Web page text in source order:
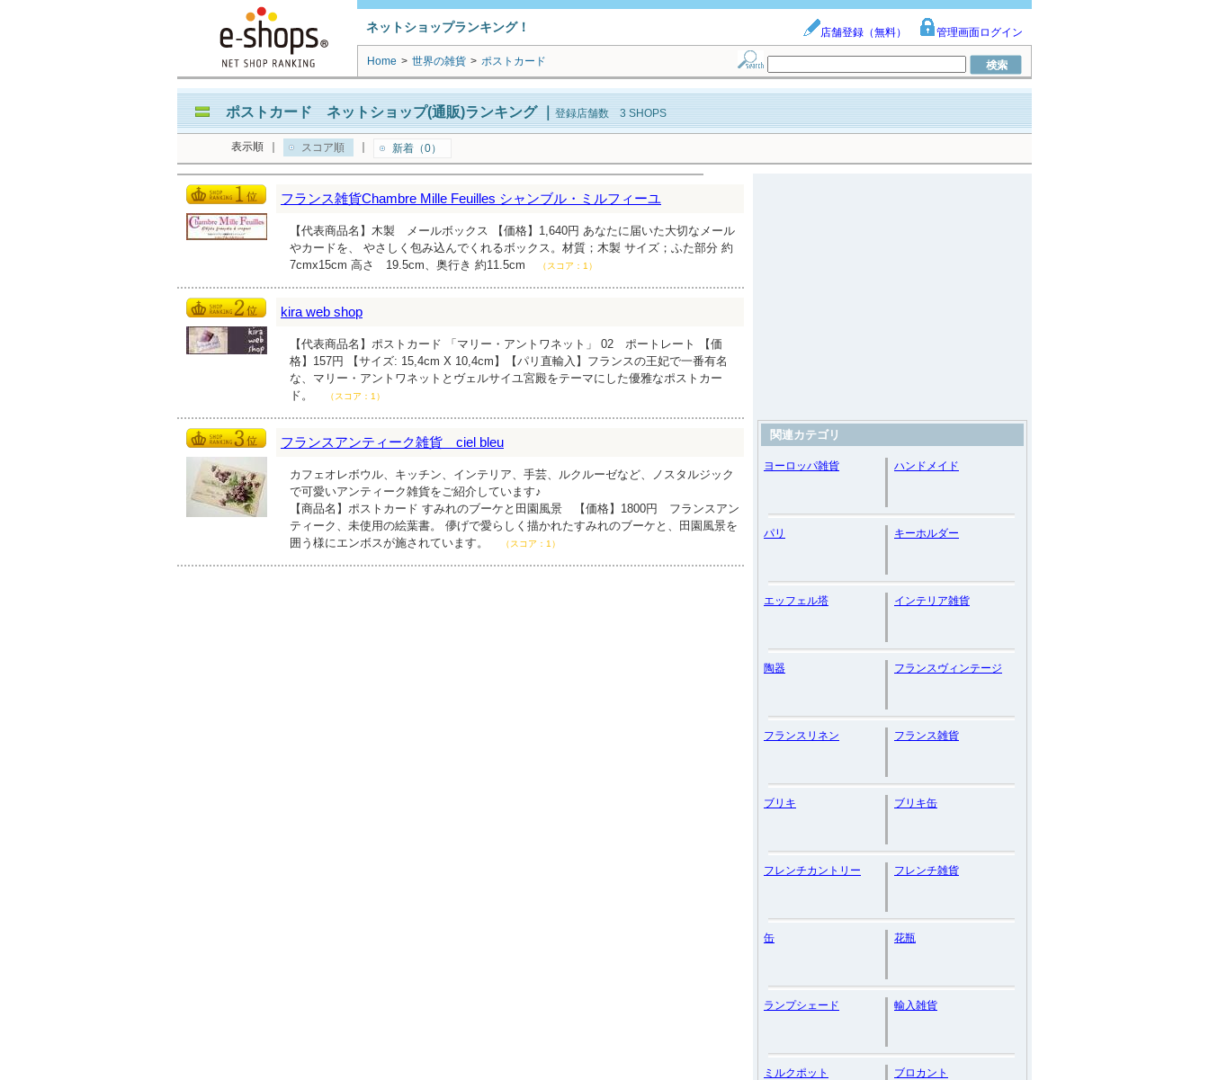
ネットショップランキング！ 店舗登録（無料） 管理画面ログイン
Home > 世界の雑貨 > ポストカード
ポストカード ネットショップ(通販)ランキング｜ 登録店舗数 3 SHOPS
表示順 スコア順 新着（0）
フランス雑貨Chambre Mille Feuilles シャンブル・ミルフィーユ
【代表商品名】木製 メールボックス 【価格】1,640円 あなたに届いた大切なメール
やカードを、 やさしく包み込んでくれるボックス。材質；木製 サイズ；ふた部分 約
7cmx15cm 高さ 19.5cm、奥行き 約11.5cm
（スコア：1）
kira web shop
【代表商品名】ポストカード 「マリー・アントワネット」 02 ポートレート 【価
格】157円 【サイズ: 15,4cm X 10,4cm】【パリ直輸入】フランスの王妃で一番有名
な、マリー・アントワネットとヴェルサイユ宮殿をテーマにした優雅なポストカー
ド。
（スコア：1）
フランスアンティーク雑貨 ciel bleu
カフェオレボウル、キッチン、インテリア、手芸、ルクルーゼなど、ノスタルジック
で可愛いアンティーク雑貨をご紹介しています♪
【商品名】ポストカード すみれのブーケと田園風景 【価格】1800円 フランスアン
ティーク、未使用の絵葉書。 儚げで愛らしく描かれたすみれのブーケと、田園風景を
囲う様にエンボスが施されています。
（スコア：1）
関連カテゴリ
ヨーロッパ雑貨 ハンドメイド
パリ キーホルダー
エッフェル塔 インテリア雑貨
陶器 フランスヴィンテージ
フランスリネン フランス雑貨
ブリキ ブリキ缶
フレンチカントリー フレンチ雑貨
缶 花瓶
ランプシェード 輸入雑貨
ミルクポット ブロカント